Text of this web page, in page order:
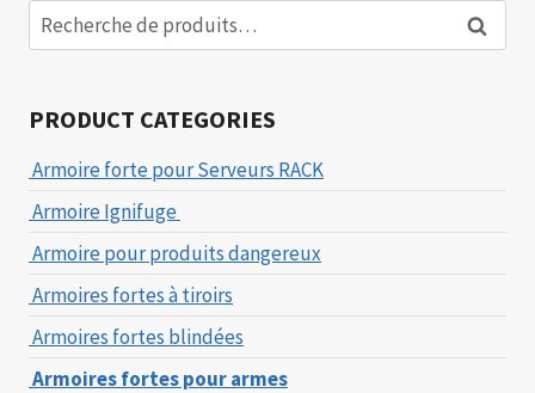
Recherche
pour :
PRODUCT CATEGORIES
Armoire forte pour Serveurs RACK
Armoire Ignifuge
Armoire pour produits dangereux
Armoires fortes à tiroirs
Armoires fortes blindées
Armoires fortes pour armes